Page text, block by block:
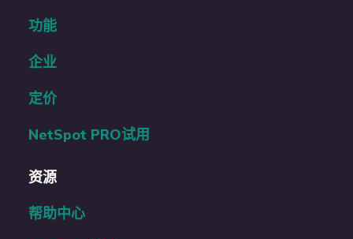
功能
企业
定价
NetSpot PRO试用
资源
帮助中心